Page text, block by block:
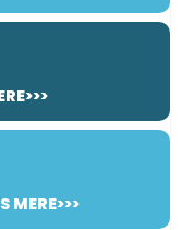
MERE>>>